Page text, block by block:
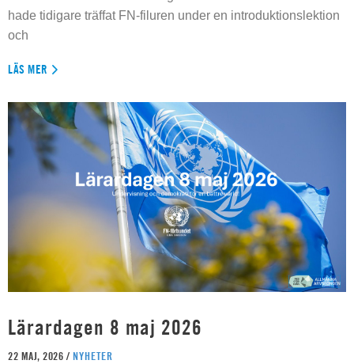
hade tidigare träffat FN-filuren under en introduktionslektion
och
LÄS MER
Lärardagen 8 maj 2026
22 MAJ, 2026 / NYHETER